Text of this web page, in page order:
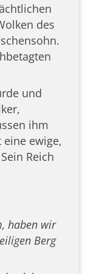
des
und
ihm
eine ewige,
Reich
haben wir
Berg